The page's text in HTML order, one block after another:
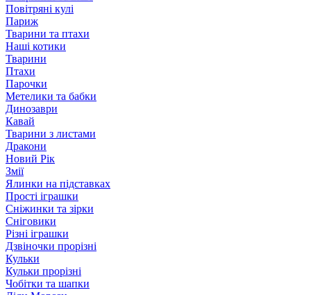
Повітряні кулі
Париж
Тварини та птахи
Наші котики
Тварини
Птахи
Парочки
Метелики та бабки
Динозаври
Кавай
Тварини з листами
Дракони
Новий Рік
Змії
Ялинки на підставках
Прості іграшки
Сніжинки та зірки
Сніговики
Різні іграшки
Дзвіночки прорізні
Кульки
Кульки прорізні
Чобітки та шапки